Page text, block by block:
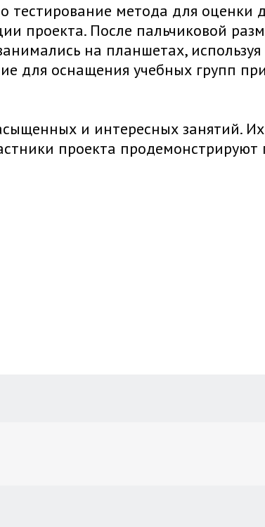
метода для оценки
проекта. После пальчиковой
на планшетах,
для оснащения учебных групп
и интересных занятий.
проекта